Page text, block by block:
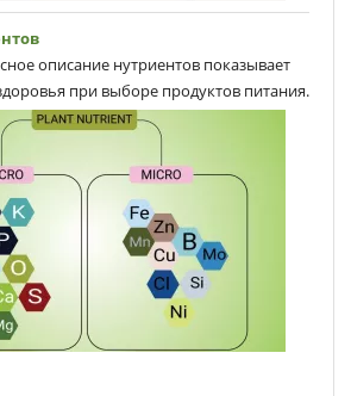
описание нутриентов показывает
при выборе продуктов питания.